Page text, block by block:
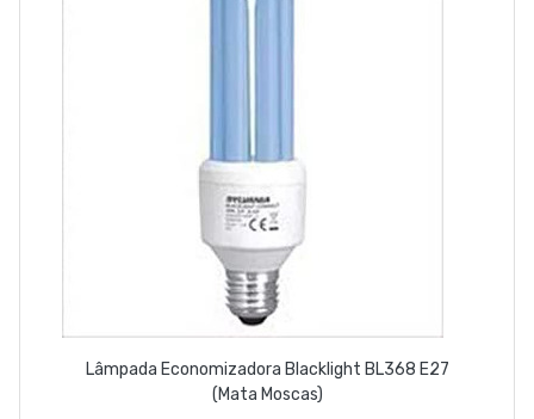
Lâmpada Economizadora Blacklight BL368 E27
(Mata Moscas)